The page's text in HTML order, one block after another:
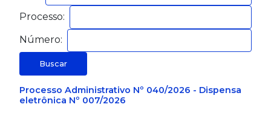
Processo:
Número:
Buscar
Processo Administrativo Nº 040/2026 - Dispensa
eletrônica Nº 007/2026